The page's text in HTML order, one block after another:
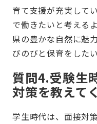
育て支援が充実して
で働きたいと考える
県の豊かな自然に魅
びのびと保育をした
質問4.受験生
対策を教えて
学生時代は、面接対